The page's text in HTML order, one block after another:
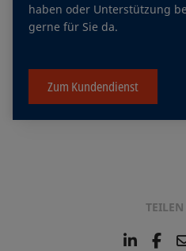
haben oder Unterstützung
gerne für Sie da.
Zum Kundendienst
L
F